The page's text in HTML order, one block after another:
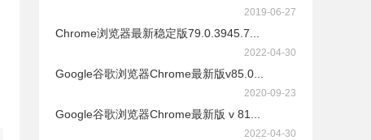
2019-06-27
Chrome浏览器最新稳定版79.0.3945.7...
2022-04-30
Google谷歌浏览器Chrome最新版v85.0...
2020-09-23
Google谷歌浏览器Chrome最新版 v 81...
2022-04-30